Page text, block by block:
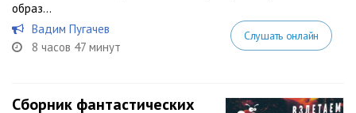
образ...
Вадим Пугачев
8 часов 47 минут
Слушать онлайн
Сборник фантастических